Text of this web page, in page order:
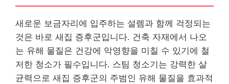
새로운 보금자리에 입주하는 설렘과 함께 걱정되는
것은 바로 새집 증후군입니다. 건축 자재에서 나오
는 유해 물질은 건강에 악영향을 미칠 수 있기에 철
저한 청소가 필수입니다. 스팀 청소기는 강력한 살
균력으로 새집 증후군의 주범인 유해 물질을 효과적